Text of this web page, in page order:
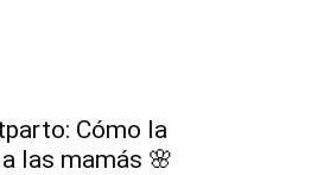
Cómo la
las mamás 🌸